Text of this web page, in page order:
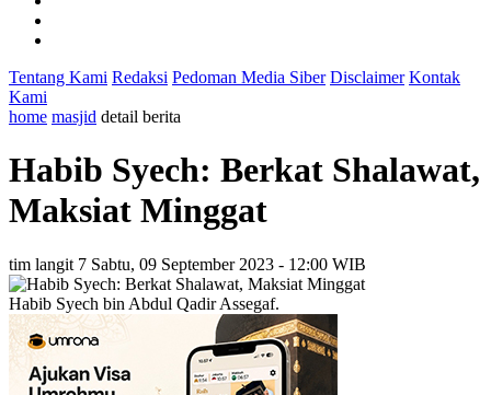
Tentang Kami Redaksi Pedoman Media Siber Disclaimer Kontak
Kami
home masjid detail berita
Habib Syech: Berkat Shalawat,
Maksiat Minggat
tim langit 7 Sabtu, 09 September 2023 - 12:00 WIB
Habib Syech bin Abdul Qadir Assegaf.